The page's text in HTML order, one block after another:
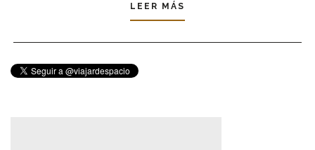
LEER MÁS